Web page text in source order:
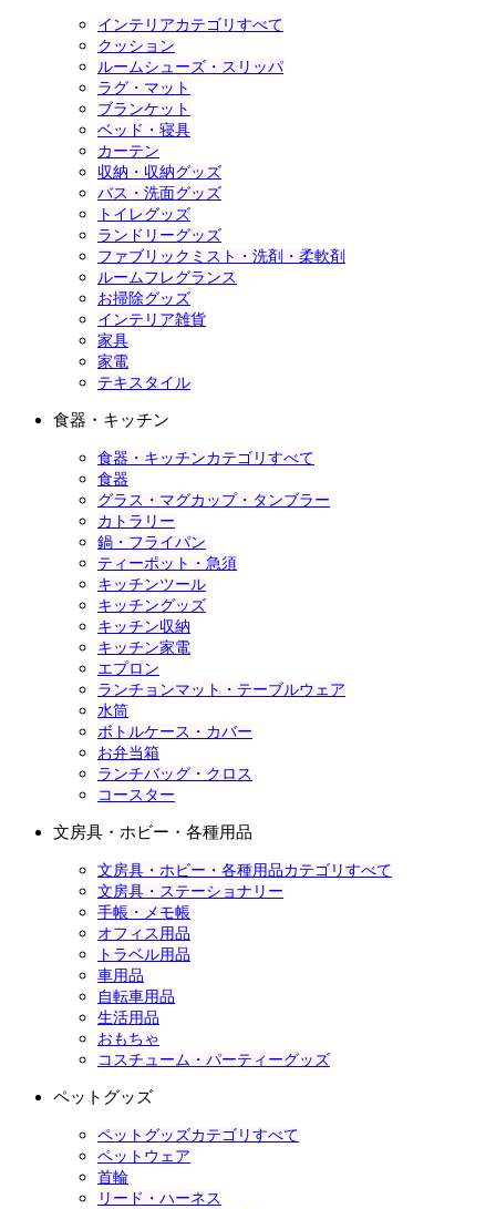
インテリアカテゴリすべて
クッション
ルームシューズ・スリッパ
ラグ・マット
ブランケット
ベッド・寝具
カーテン
収納・収納グッズ
バス・洗面グッズ
トイレグッズ
ランドリーグッズ
ファブリックミスト・洗剤・柔軟剤
ルームフレグランス
お掃除グッズ
インテリア雑貨
家具
家電
テキスタイル
食器・キッチン
食器・キッチンカテゴリすべて
食器
グラス・マグカップ・タンブラー
カトラリー
鍋・フライパン
ティーポット・急須
キッチンツール
キッチングッズ
キッチン収納
キッチン家電
エプロン
ランチョンマット・テーブルウェア
水筒
ボトルケース・カバー
お弁当箱
ランチバッグ・クロス
コースター
文房具・ホビー・各種用品
文房具・ホビー・各種用品カテゴリすべて
文房具・ステーショナリー
手帳・メモ帳
オフィス用品
トラベル用品
車用品
自転車用品
生活用品
おもちゃ
コスチューム・パーティーグッズ
ペットグッズ
ペットグッズカテゴリすべて
ペットウェア
首輪
リード・ハーネス